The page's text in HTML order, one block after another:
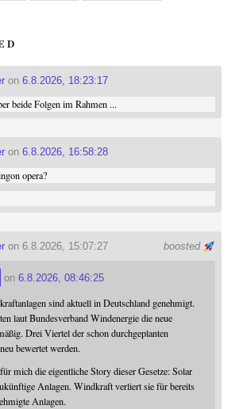
on 6.8.2026, 18:23:17
beide Folgen im Rahmen ...
on 6.8.2026, 16:58:28
opera?
boosted
on 6.8.2026, 15:07:27
on 6.8.2026, 08:46:25
sind aktuell in Deutschland genehmigt.
laut Bundesverband Windenergie die neue
Drei Viertel der schon durchgeplanten
bewertet werden.
mich die eigentliche Story dieser Gesetze: Solar
Anlagen. Windkraft verliert sie für bereits
Anlagen.